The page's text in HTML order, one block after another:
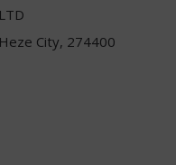
City, 274400